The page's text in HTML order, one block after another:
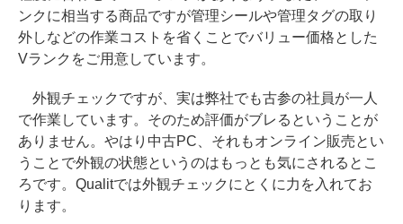
ンクに相当する商品ですが管理シールや管理タグの取り
外しなどの作業コストを省くことでバリュー価格とした
Vランクをご用意しています。
外観チェックですが、実は弊社でも古参の社員が一人
で作業しています。そのため評価がブレるということが
ありません。やはり中古PC、それもオンライン販売とい
うことで外観の状態というのはもっとも気にされるとこ
ろです。Qualitでは外観チェックにとくに力を入れてお
ります。